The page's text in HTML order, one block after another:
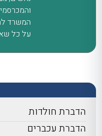
המשרד
על כל
הדברת חולדות
הדברת עכברים